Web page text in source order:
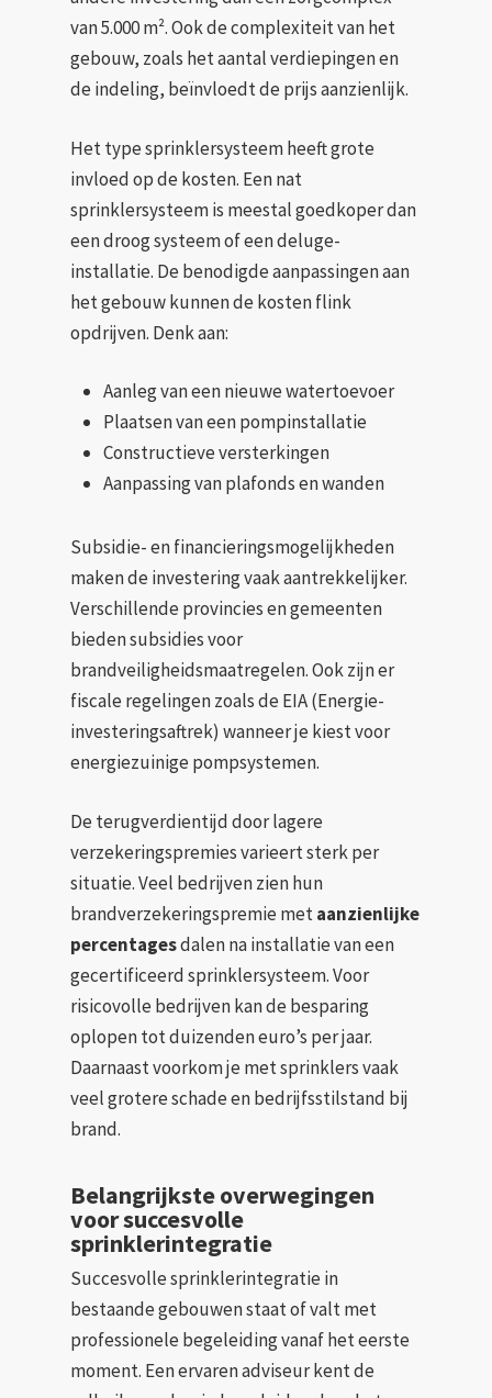
van 5.000 m². Ook de complexiteit van het
gebouw, zoals het aantal verdiepingen en
de indeling, beïnvloedt de prijs aanzienlijk.
Het type sprinklersysteem heeft grote
invloed op de kosten. Een nat
sprinklersysteem is meestal goedkoper dan
een droog systeem of een deluge-
installatie. De benodigde aanpassingen aan
het gebouw kunnen de kosten flink
opdrijven. Denk aan:
Aanleg van een nieuwe watertoevoer
Plaatsen van een pompinstallatie
Constructieve versterkingen
Aanpassing van plafonds en wanden
Subsidie- en financieringsmogelijkheden
maken de investering vaak aantrekkelijker.
Verschillende provincies en gemeenten
bieden subsidies voor
brandveiligheidsmaatregelen. Ook zijn er
fiscale regelingen zoals de EIA (Energie-
investeringsaftrek) wanneer je kiest voor
energiezuinige pompsystemen.
De terugverdientijd door lagere
verzekeringspremies varieert sterk per
situatie. Veel bedrijven zien hun
brandverzekeringspremie metaanzienlijke
percentagesdalen na installatie van een
gecertificeerd sprinklersysteem. Voor
risicovolle bedrijven kan de besparing
oplopen tot duizenden euro’s per jaar.
Daarnaast voorkom je met sprinklers vaak
veel grotere schade en bedrijfsstilstand bij
brand.
Belangrijkste overwegingen
voor succesvolle
sprinklerintegratie
Succesvolle sprinklerintegratie in
bestaande gebouwen staat of valt met
professionele begeleiding vanaf het eerste
moment. Een ervaren adviseur kent de